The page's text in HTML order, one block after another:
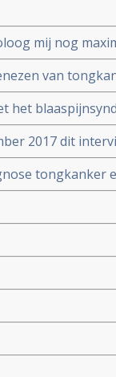
mij nog
van
het
2017 dit
tongkanker
van Ruben